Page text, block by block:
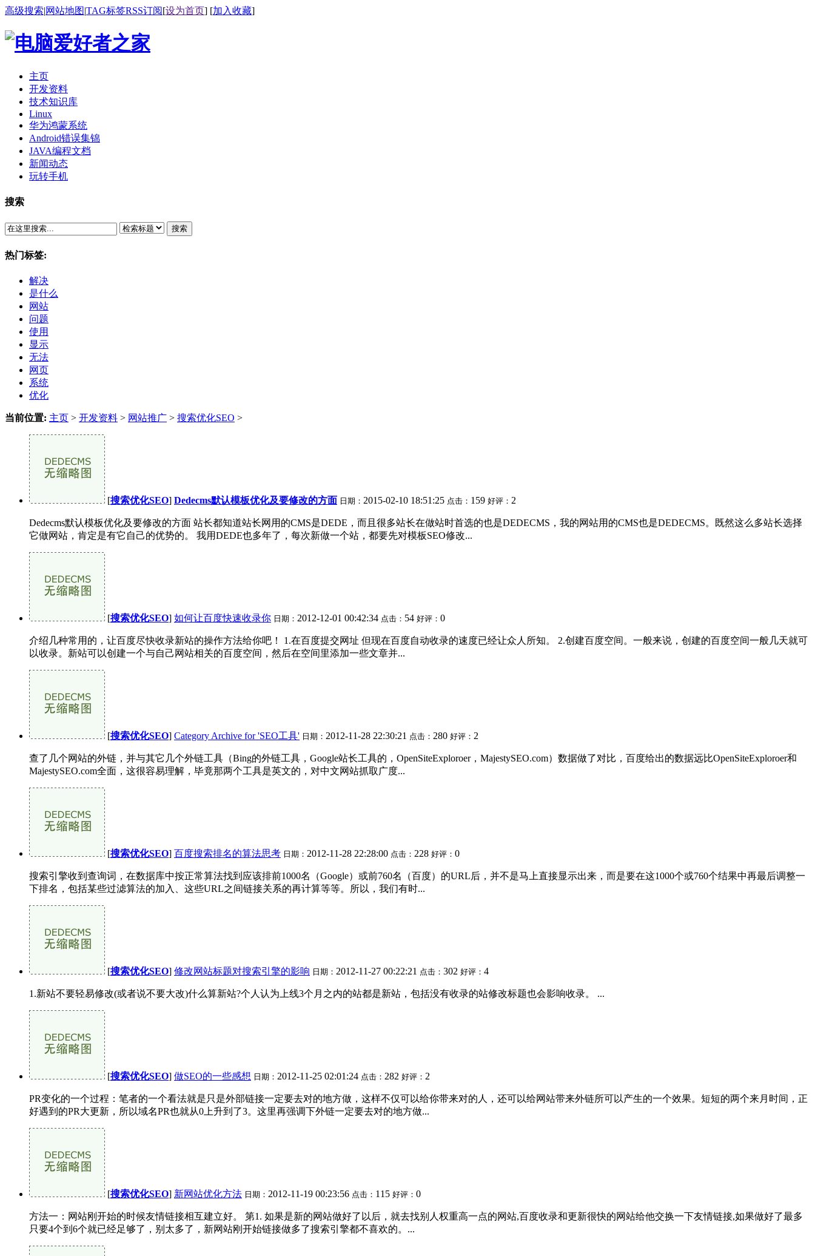
高级搜索|网站地图|TAG标签RSS订阅[设为首页] [加入收藏]
主页
开发资料
技术知识库
Linux
华为鸿蒙系统
Android错误集锦
JAVA编程文档
新闻动态
玩转手机
搜索
搜索
热门标签:
解决
是什么
网站
问题
使用
显示
无法
网页
系统
优化
当前位置: 主页 > 开发资料 > 网站推广 > 搜索优化SEO >
[搜索优化SEO] Dedecms默认模板优化及要修改的方面 日期： 2015-02-10 18:51:25 点击： 159 好评： 2
Dedecms默认模板优化及要修改的方面 站长都知道站长网用的CMS是DEDE，而且很多站长在做站时首选的也是DEDECMS，我的网站用的CMS也是DEDECMS。既然这么多站长选择
它做网站，肯定是有它自己的优势的。 我用DEDE也多年了，每次新做一个站，都要先对模板SEO修改...
[搜索优化SEO] 如何让百度快速收录你 日期： 2012-12-01 00:42:34 点击： 54 好评： 0
介绍几种常用的，让百度尽快收录新站的操作方法给你吧！ 1.在百度提交网址 但现在百度自动收录的速度已经让众人所知。 2.创建百度空间。一般来说，创建的百度空间一般几天就可
以收录。新站可以创建一个与自己网站相关的百度空间，然后在空间里添加一些文章并...
[搜索优化SEO] Category Archive for 'SEO工具' 日期： 2012-11-28 22:30:21 点击： 280 好评： 2
查了几个网站的外链，并与其它几个外链工具（Bing的外链工具，Google站长工具的，OpenSiteExploroer，MajestySEO.com）数据做了对比，百度给出的数据远比OpenSiteExploroer和
MajestySEO.com全面，这很容易理解，毕竟那两个工具是英文的，对中文网站抓取广度...
[搜索优化SEO] 百度搜索排名的算法思考 日期： 2012-11-28 22:28:00 点击： 228 好评： 0
搜索引擎收到查询词，在数据库中按正常算法找到应该排前1000名（Google）或前760名（百度）的URL后，并不是马上直接显示出来，而是要在这1000个或760个结果中再最后调整一
下排名，包括某些过滤算法的加入、这些URL之间链接关系的再计算等等。所以，我们有时...
[搜索优化SEO] 修改网站标题对搜索引擎的影响 日期： 2012-11-27 00:22:21 点击： 302 好评： 4
1.新站不要轻易修改(或者说不要大改)什么算新站?个人认为上线3个月之内的站都是新站，包括没有收录的站修改标题也会影响收录。 ...
[搜索优化SEO] 做SEO的一些感想 日期： 2012-11-25 02:01:24 点击： 282 好评： 2
PR变化的一个过程：笔者的一个看法就是只是外部链接一定要去对的地方做，这样不仅可以给你带来对的人，还可以给网站带来外链所可以产生的一个效果。短短的两个来月时间，正
好遇到的PR大更新，所以域名PR也就从0上升到了3。这里再强调下外链一定要去对的地方做...
[搜索优化SEO] 新网站优化方法 日期： 2012-11-19 00:23:56 点击： 115 好评： 0
方法一：网站刚开始的时候友情链接相互建立好。 第1. 如果是新的网站做好了以后，就去找别人权重高一点的网站,百度收录和更新很快的网站给他交换一下友情链接,如果做好了最多
只要4个到6个就已经足够了，别太多了，新网站刚开始链接做多了搜索引擎都不喜欢的。...